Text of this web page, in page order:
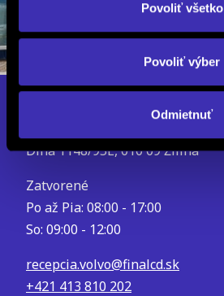
Povoliť všetko
Povoliť výber
Odmietnuť
FINAL-CD Žilina
Dlhá 1148/95E, 010 09 Žilina
Zatvorené
Po až Pia: 08:00 - 17:00
So: 09:00 - 12:00
recepcia.volvo@finalcd.sk
+421 413 810 202